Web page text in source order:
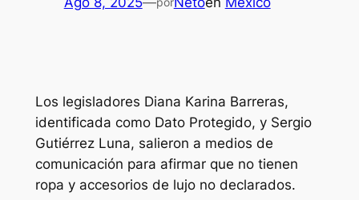
Los legisladores Diana Karina Barreras,
identificada como Dato Protegido, y Sergio
Gutiérrez Luna, salieron a medios de
comunicación para afirmar que no tienen
ropa y accesorios de lujo no declarados.